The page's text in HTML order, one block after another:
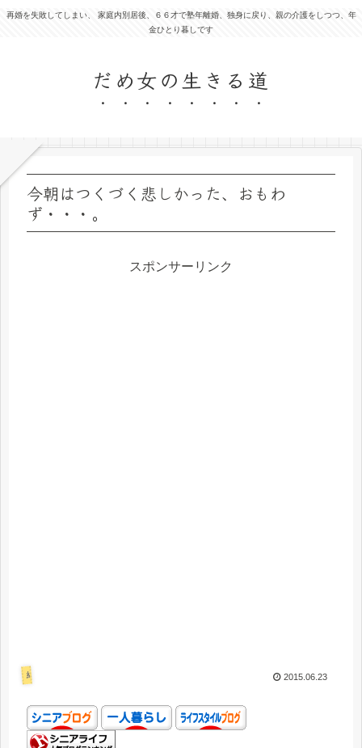
再婚を失敗してしまい、 家庭内別居後、６６才で塾年離婚、独身に戻り、親の介護をしつつ、年
金ひとり暮しです
だめ女の生きる道
今朝はつくづく悲しかった、おもわ
ず・・・。
スポンサーリンク
結婚失敗 2015.06.23